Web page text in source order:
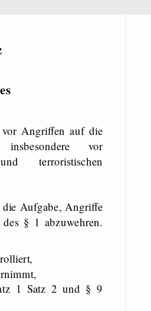
vor Angriffen auf die
vor
terroristischen
Aufgabe, Angriffe
§ 1 abzuwehren.
1 Satz 2 und § 9